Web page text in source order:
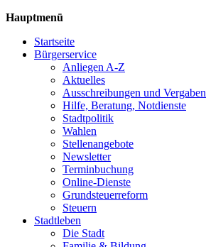
Hauptmenü
Startseite
Bürgerservice
Anliegen A-Z
Aktuelles
Ausschreibungen und Vergaben
Hilfe, Beratung, Notdienste
Stadtpolitik
Wahlen
Stellenangebote
Newsletter
Terminbuchung
Online-Dienste
Grundsteuerreform
Steuern
Stadtleben
Die Stadt